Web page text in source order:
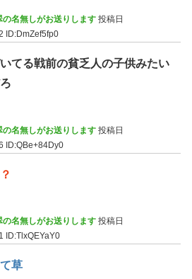
名無しがお送りします 投稿日
ID:DmZef5fp0
てる戦前の貧乏人の子供みたい
名無しがお送りします 投稿日
ID:QBe+84Dy0
名無しがお送りします 投稿日
ID:TlxQEYaY0
草